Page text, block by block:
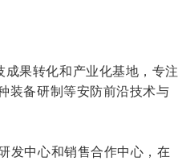
果转化和产业化基地，专注
装备研制等安防前沿技术与
发中心和销售合作中心，在